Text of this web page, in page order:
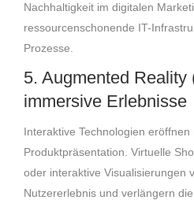
Nachhaltigkeit im digitalen
ressourcenschonende IT-
Prozesse.
5. Augmented Reality
immersive Erlebnisse
Interaktive Technologien
Produktpräsentation. Virtuelle
oder interaktive Visualisierungen
Nutzererlebnis und verlängern die